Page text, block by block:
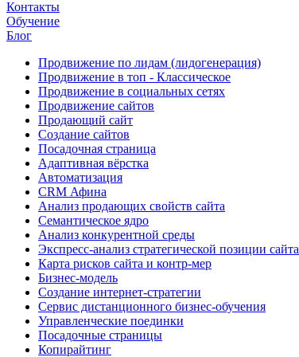
Контакты
Обучение
Блог
Продвижение по лидам (лидогенерация)
Продвижение в топ - Классическое
Продвижение в социальных сетях
Продвижение сайтов
Продающий сайт
Создание сайтов
Посадочная страница
Адаптивная вёрстка
Автоматизация
CRM Афина
Анализ продающих свойств сайта
Семантическое ядро
Анализ конкурентной среды
Экспресс-анализ стратегической позиции сайта
Карта рисков сайта и контр-мер
Бизнес-модель
Создание интернет-стратегии
Сервис дистанционного бизнес-обучения
Управленческие поединки
Посадочные страницы
Копирайтинг